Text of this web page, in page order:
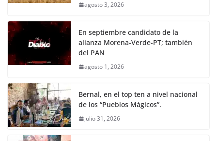
agosto 3, 2026
En septiembre candidato de la
alianza Morena-Verde-PT; también
del PAN
agosto 1, 2026
Bernal, en el top ten a nivel nacional
de los “Pueblos Mágicos”.
julio 31, 2026